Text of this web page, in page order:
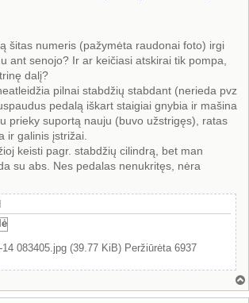
šitas numeris (pažymėta raudonai foto) irgi
ant senojo? Ir ar keičiasi atskirai tik pompa,
dalį?
pilnai stabdžių stabdant (nerieda pvz
pedalą iškart staigiai gnybia ir mašina
prieky suportą nauju (buvo užstrigęs), ratas
ir galinis įstrižai.
keisti pagr. stabdžių cilindrą, bet man
su abs. Nes pedalas nenukritęs, nėra
083405.jpg (39.77 KiB) Peržiūrėta 6937